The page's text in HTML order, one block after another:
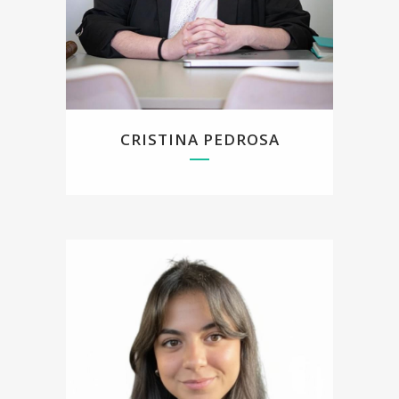
experiencia en trauma, apego y EMDR y tengo
formación en coaching y alcance de metas.
A día de hoy, me sigo formando por el interés que
me suscita el ámbito de la Psicología, para poder
ofrecer técnicas y recursos actualizados en mi
CRISTINA PEDROSA
Universidad Complutense de Madrid y
Universidad Francisco de Vitoria. Acompaño a
personas en procesos de cambio,
autoconocimiento y bienestar emocional,
ofreciendo un espacio de confianza y
comprensión donde poder entenderse y sentirse
mejor.
Trabajo principalmente en terapia individual y
de pareja, abordando temas como la ansiedad, la
autoestima, los bloqueos emocionales, las crisis